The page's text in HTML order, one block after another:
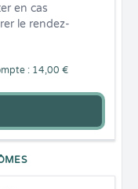
: 14,00 €
en cas
le rendez-